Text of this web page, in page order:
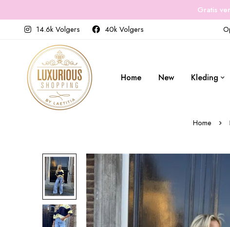
Gratis
14.6k Volgers
40k Volgers
Home New Kleding
Home